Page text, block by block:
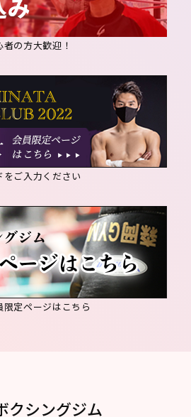
の方大歓迎！
ご入力ください
定ページはこちら
クシングジム